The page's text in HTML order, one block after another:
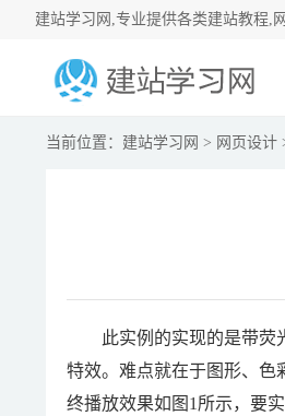
建站学习网,专业提供各类建站教程,
当前位置： 建站学习网 > 网页设计
此实例的实现的是带荧光
特效。难点就在于图形、色
终播放效果如图1所示，要